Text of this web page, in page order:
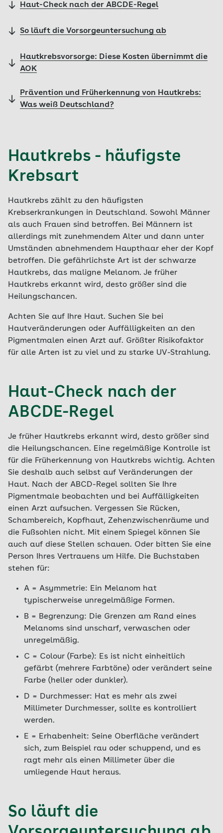
Haut-Check nach der ABCDE-Regel
So läuft die Vorsorgeuntersuchung ab
Hautkrebsvorsorge: Diese Kosten übernimmt die
AOK
Prävention und Früherkennung von Hautkrebs:
Was weiß Deutschland?
Hautkrebs - häufigste
Krebsart
Hautkrebs zählt zu den häufigsten
Krebserkrankungen in Deutschland. Sowohl Männer
als auch Frauen sind betroffen. Bei Männern ist
allerdings mit zunehmendem Alter und dann unter
Umständen abnehmendem Haupthaar eher der Kopf
betroffen. Die gefährlichste Art ist der schwarze
Hautkrebs, das maligne Melanom. Je früher
Hautkrebs erkannt wird, desto größer sind die
Heilungschancen.
Achten Sie auf Ihre Haut. Suchen Sie bei
Hautveränderungen oder Auffälligkeiten an den
Pigmentmalen einen Arzt auf. Größter Risikofaktor
für alle Arten ist zu viel und zu starke UV-Strahlung.
Haut-Check nach der
ABCDE-Regel
Je früher Hautkrebs erkannt wird, desto größer sind
die Heilungschancen. Eine regelmäßige Kontrolle ist
für die Früherkennung von Hautkrebs wichtig. Achten
Sie deshalb auch selbst auf Veränderungen der
Haut. Nach der ABCD-Regel sollten Sie Ihre
Pigmentmale beobachten und bei Auffälligkeiten
einen Arzt aufsuchen. Vergessen Sie Rücken,
Schambereich, Kopfhaut, Zehenzwischenräume und
die Fußsohlen nicht. Mit einem Spiegel können Sie
auch auf diese Stellen schauen. Oder bitten Sie eine
Person Ihres Vertrauens um Hilfe. Die Buchstaben
stehen für:
A = Asymmetrie: Ein Melanom hat
typischerweise unregelmäßige Formen.
B = Begrenzung: Die Grenzen am Rand eines
Melanoms sind unscharf, verwaschen oder
unregelmäßig.
C = Colour (Farbe): Es ist nicht einheitlich
gefärbt (mehrere Farbtöne) oder verändert seine
Farbe (heller oder dunkler).
D = Durchmesser: Hat es mehr als zwei
Millimeter Durchmesser, sollte es kontrolliert
werden.
E = Erhabenheit: Seine Oberfläche verändert
sich, zum Beispiel rau oder schuppend, und es
ragt mehr als einen Millimeter über die
umliegende Haut heraus.
So läuft die